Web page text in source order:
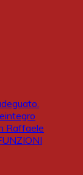
Raffaele